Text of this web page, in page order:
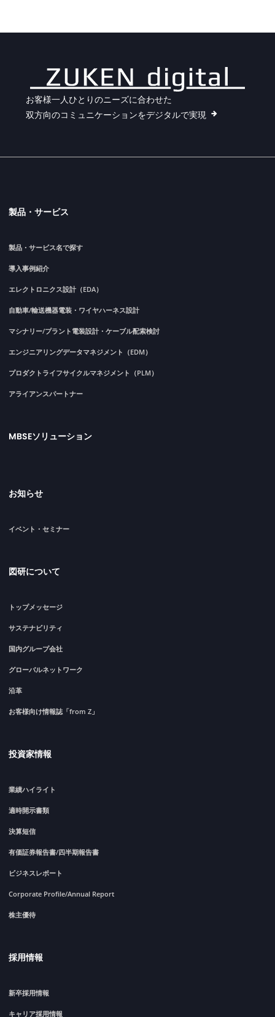
お客様一人ひとりのニーズに合わせた
双方向のコミュニケーションをデジタルで実現
製品・サービス
製品・サービス名で探す
導入事例紹介
エレクトロニクス設計（EDA）
自動車/輸送機器電装・ワイヤハーネス設計
マシナリー/プラント電装設計・ケーブル配索検討
エンジニアリングデータマネジメント（EDM）
プロダクトライフサイクルマネジメント（PLM）
アライアンスパートナー
MBSEソリューション
お知らせ
イベント・セミナー
図研について
トップメッセージ
サステナビリティ
国内グループ会社
グローバルネットワーク
沿革
お客様向け情報誌「from Z」
投資家情報
業績ハイライト
適時開示書類
決算短信
有価証券報告書/四半期報告書
ビジネスレポート
Corporate Profile/Annual Report
株主優待
採用情報
新卒採用情報
キャリア採用情報